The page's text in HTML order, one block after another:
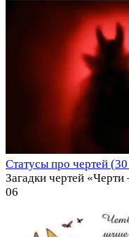
Статусы про чертей (30
Загадки чертей
06